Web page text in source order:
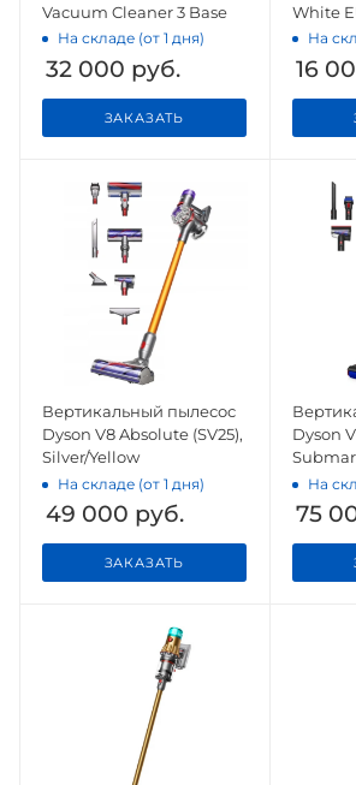
Vacuum Cleaner 3 Base
На складе (от 1 дня)
32 000 руб.
ЗАКАЗАТЬ
White
На
16
Вертикальный пылесос
Dyson V8 Absolute (SV25),
Silver/Yellow
На складе (от 1 дня)
49 000 руб.
ЗАКАЗАТЬ
Dyson
На
75